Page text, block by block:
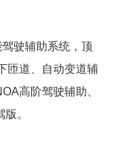
驶辅助系统，顶
匝道、自动变道辅
高阶驾驶辅助、
。